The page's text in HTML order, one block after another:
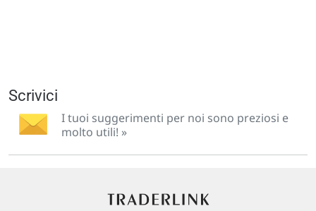
Scrivici
I tuoi suggerimenti per noi sono preziosi e
molto utili! »